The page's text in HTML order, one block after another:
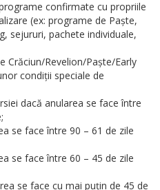
confirmate cu propriile
(ex: programe de Paște,
sejururi, pachete individuale,
Crăciun/Revelion/Paște/Early
condiții speciale de
dacă anularea se face între
se face între 90 – 61 de zile
se face între 60 – 45 de zile
se face cu mai puțin de 45 de